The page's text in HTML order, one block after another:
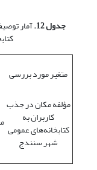
جدول 12. آمار
متغیر مورد بررسی
مؤلفه مکان در جذب
کاربران به
کتابخانه‌های عمومی
شهر سنندج